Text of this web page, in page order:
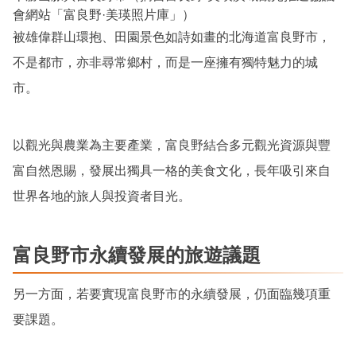
會網站「富良野·美瑛照片庫」）
被雄偉群山環抱、田園景色如詩如畫的北海道富良野市，
不是都市，亦非尋常鄉村，而是一座擁有獨特魅力的城
市。
以觀光與農業為主要產業，富良野結合多元觀光資源與豐
富自然恩賜，發展出獨具一格的美食文化，長年吸引來自
世界各地的旅人與投資者目光。
富良野市永續發展的旅遊議題
另一方面，若要實現富良野市的永續發展，仍面臨幾項重
要課題。